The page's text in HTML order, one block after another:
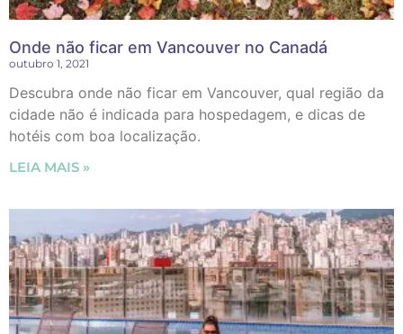
Onde não ficar em Vancouver no Canadá
outubro 1, 2021
Descubra onde não ficar em Vancouver, qual região da
cidade não é indicada para hospedagem, e dicas de
hotéis com boa localização.
LEIA MAIS »